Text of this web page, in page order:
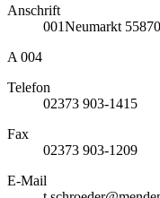
Anschrift
001Neumarkt 5
A 004
Telefon
02373 903-1415
Fax
02373 903-1209
E-Mail